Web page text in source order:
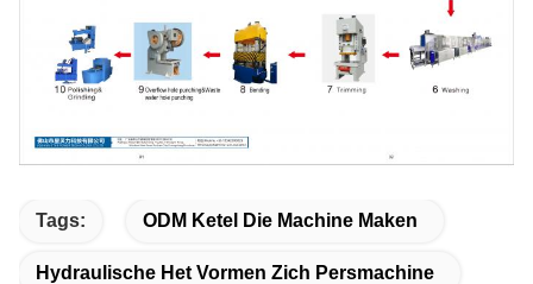
Tags: ODM Ketel Die Machine Maken
Hydraulische Het Vormen Zich Persmachine